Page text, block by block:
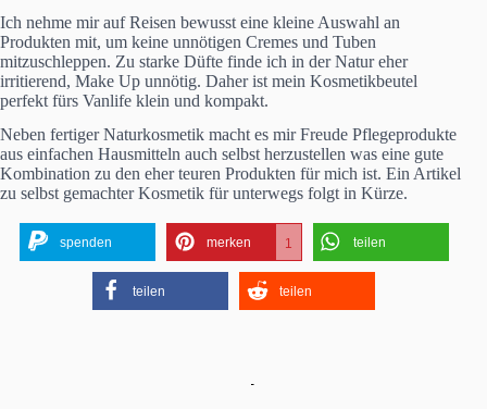
Ich nehme mir auf Reisen bewusst eine kleine Auswahl an
Produkten mit, um keine unnötigen Cremes und Tuben
mitzuschleppen. Zu starke Düfte finde ich in der Natur eher
irritierend, Make Up unnötig. Daher ist mein Kosmetikbeutel
perfekt fürs Vanlife klein und kompakt.
Neben fertiger Naturkosmetik macht es mir Freude Pflegeprodukte
aus einfachen Hausmitteln auch selbst herzustellen was eine gute
Kombination zu den eher teuren Produkten für mich ist. Ein Artikel
zu selbst gemachter Kosmetik für unterwegs folgt in Kürze.
spenden merken 1 teilen
teilen teilen